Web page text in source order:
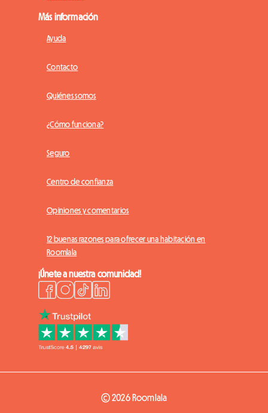
Más información
Ayuda
Contacto
Quiénes somos
¿Cómo funciona?
Seguro
Centro de confianza
Opiniones y comentarios
12 buenas razones para ofrecer una habitación en
Roomlala
¡Únete a nuestra comunidad!
© 2026 Roomlala